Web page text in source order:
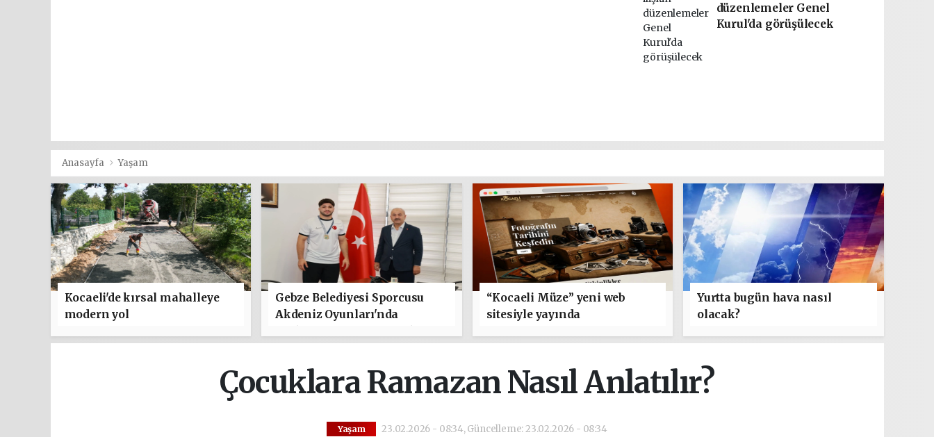
düzenlemeler Genel
Kurul'da görüşülecek
Anasayfa Yaşam
Kocaeli'de kırsal mahalleye
modern yol
Gebze Belediyesi Sporcusu
Akdeniz Oyunları'nda
“Kocaeli Müze” yeni web
sitesiyle yayında
Yurtta bugün hava nasıl
olacak?
Çocuklara Ramazan Nasıl Anlatılır?
Yaşam 23.02.2026 - 08:34, Güncelleme: 23.02.2026 - 08:34